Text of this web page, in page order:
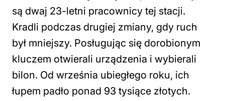
są dwaj 23-letni pracownicy tej stacji.
Kradli podczas drugiej zmiany, gdy ruch
był mniejszy. Posługując się dorobionym
kluczem otwierali urządzenia i wybierali
bilon. Od września ubiegłego roku, ich
łupem padło ponad 93 tysiące złotych.